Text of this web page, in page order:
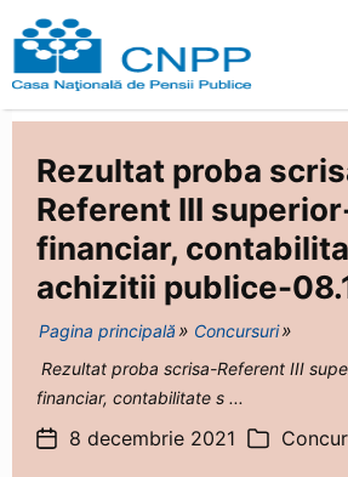
Județeană
Pensii
Brașov
Rezultat proba
Referent III
financiar,
achizitii publice-
Pagina principală
Concursuri
Rezultat proba scrisa-Referent III
financiar, contabilitate s ...
Dată8 decembrie 2021 Categorii